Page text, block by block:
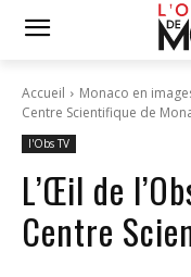
Accueil Monaco en
Centre Scientifique de
l'Obs TV
L’Œil de
Centre